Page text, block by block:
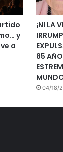
y
a
¡NI LA
85
04/18/